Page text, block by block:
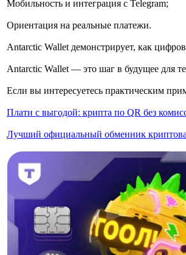
Мобильность и интеграция с Telegram;
Ориентация на реальные платежи.
Antarctic Wallet демонстрирует, как
Antarctic Wallet — это шаг в будущее для
Если вы интересуетесь практическим
Плати с выгодой: крипта по QR без
Лучший официальный обменник